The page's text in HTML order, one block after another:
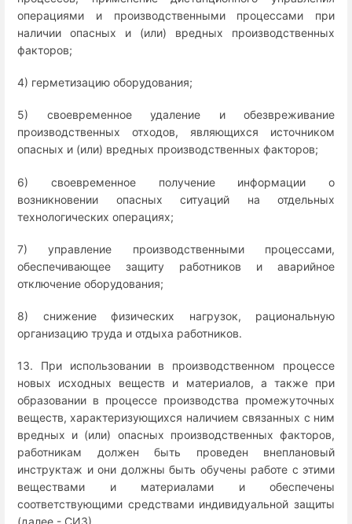
операциями и производственными процессами при
наличии опасных и (или) вредных производственных
факторов;
4) герметизацию оборудования;
5) своевременное удаление и обезвреживание
производственных отходов, являющихся источником
опасных и (или) вредных производственных факторов;
6) своевременное получение информации о
возникновении опасных ситуаций на отдельных
технологических операциях;
7) управление производственными процессами,
обеспечивающее защиту работников и аварийное
отключение оборудования;
8) снижение физических нагрузок, рациональную
организацию труда и отдыха работников.
13. При использовании в производственном процессе
новых исходных веществ и материалов, а также при
образовании в процессе производства промежуточных
веществ, характеризующихся наличием связанных с ним
вредных и (или) опасных производственных факторов,
работникам должен быть проведен внеплановый
инструктаж и они должны быть обучены работе с этими
веществами и материалами и обеспечены
соответствующими средствами индивидуальной защиты